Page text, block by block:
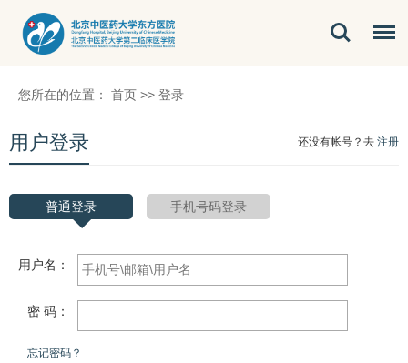
您所在的位置： 首页 >> 登录
还没有帐号？去 注册
用户登录
普通登录 手机号码登录
用户名：
密 码：
忘记密码？